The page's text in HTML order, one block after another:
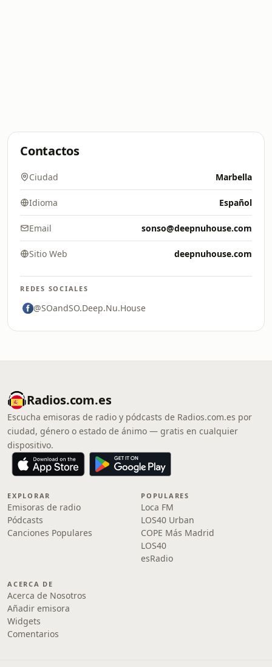
Contactos
Ciudad Marbella
Idioma Español
Email sonso@deepnuhouse.com
Sitio Web deepnuhouse.com
REDES SOCIALES
@SOandSO.Deep.Nu.House
Radios.com.es
Escucha emisoras de radio y pódcasts de Radios.com.es por
ciudad, género o estado de ánimo — gratis en cualquier
dispositivo.
EXPLORAR
Emisoras de radio
Pódcasts
Canciones Populares
POPULARES
Loca FM
LOS40 Urban
COPE Más Madrid
LOS40
esRadio
ACERCA DE
Acerca de Nosotros
Añadir emisora
Widgets
Comentarios